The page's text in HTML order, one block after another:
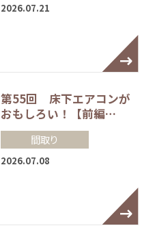
2026.07.21
第55回 床下エアコンが
おもしろい！【前編…
間取り
2026.07.08